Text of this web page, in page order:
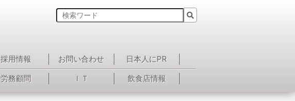
採用情報 お問い合わせ
日本人にPR
労務顧問 ＩＴ 飲食店情報